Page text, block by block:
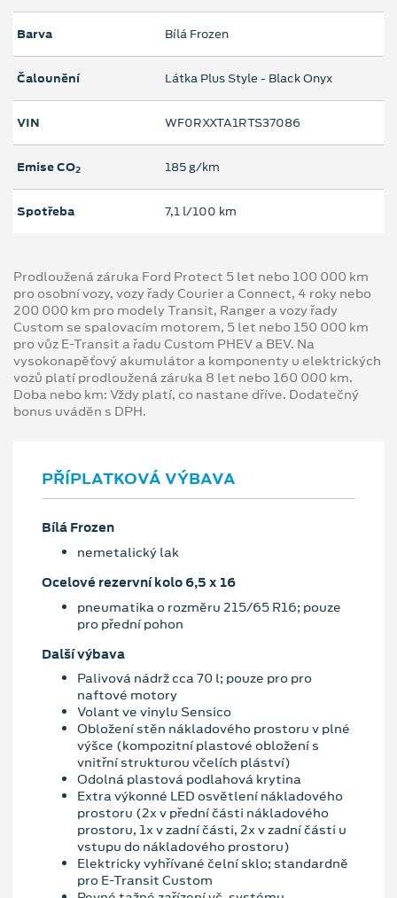
Barva Bílá Frozen
Čalounění Látka Plus Style - Black Onyx
VIN WF0RXXTA1RTS37086
Emise CO2 185 g/km
Spotřeba 7,1 l/100 km
Prodloužená záruka Ford Protect 5 let nebo 100 000 km
pro osobní vozy, vozy řady Courier a Connect, 4 roky nebo
200 000 km pro modely Transit, Ranger a vozy řady
Custom se spalovacím motorem, 5 let nebo 150 000 km
pro vůz E-Transit a řadu Custom PHEV a BEV. Na
vysokonapěťový akumulátor a komponenty u elektrických
vozů platí prodloužená záruka 8 let nebo 160 000 km.
Doba nebo km: Vždy platí, co nastane dříve. Dodatečný
bonus uváděn s DPH.
PŘÍPLATKOVÁ VÝBAVA
Bílá Frozen
nemetalický lak
Ocelové rezervní kolo 6,5 x 16
pneumatika o rozměru 215/65 R16; pouze
pro přední pohon
Další výbava
Palivová nádrž cca 70 l; pouze pro pro
naftové motory
Volant ve vinylu Sensico
Obložení stěn nákladového prostoru v plné
výšce (kompozitní plastové obložení s
vnitřní strukturou včelích pláství)
Odolná plastová podlahová krytina
Extra výkonné LED osvětlení nákladového
prostoru (2x v přední části nákladového
prostoru, 1x v zadní části, 2x v zadní části u
vstupu do nákladového prostoru)
Elektricky vyhřívané čelní sklo; standardně
pro E-Transit Custom